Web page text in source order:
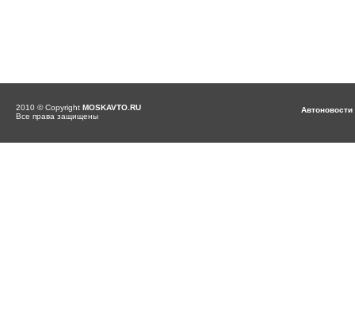
2010 © Copyright MOSKAVTO.RU
Все права защищены
Автоновости